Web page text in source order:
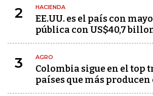
2 HACIENDA
EE.UU. es el país con
pública con US$40,7
3 AGRO
Colombia sigue en el top
países que más producen